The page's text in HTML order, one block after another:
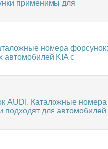
применимы для
номера форсунок:
автомобилей KIA с
AUDI. Каталожные номера
подходят для автомобилей